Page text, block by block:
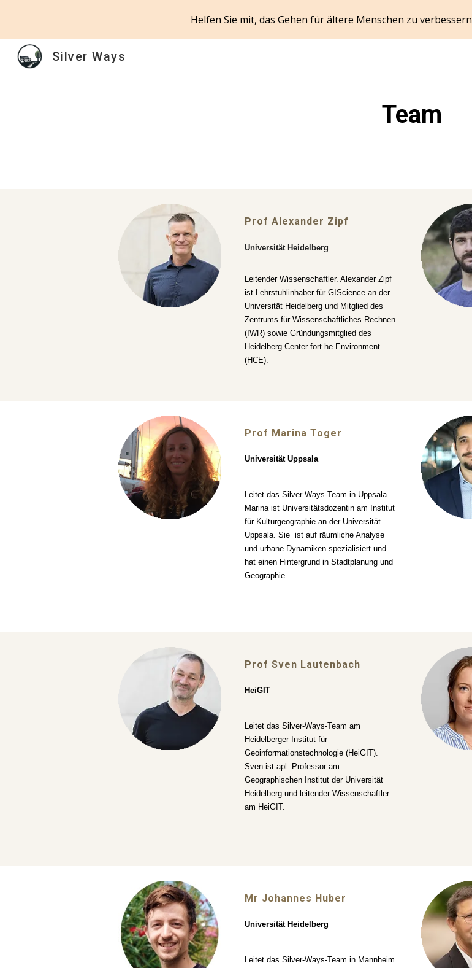
Skip to main content
Helfen Sie mit, das Gehen für ältere Menschen zu verbessern
Silver Ways
Team
Prof Alexander Zipf
Universität Heidelberg
Leitender Wissenschaftler. Alexander Zipf
ist Lehrstuhlinhaber für GIScience an der
Universität Heidelberg und Mitglied des
Zentrums für Wissenschaftliches Rechnen
(IWR) sowie Gründungsmitglied des
Heidelberg Center fort he Environment
(HCE).
Prof Marina Toger
Universität Uppsala
Leitet das Silver Ways-Team in Uppsala.
Marina ist Universitätsdozentin am Institut
für Kulturgeographie an der Universität
Uppsala. Sie ist auf räumliche Analyse
und urbane Dynamiken spezialisiert und
hat einen Hintergrund in Stadtplanung und
Geographie.
Prof Sven Lautenbach
HeiGIT
Leitet das Silver-Ways-Team am
Heidelberger Institut für
Geoinformationstechnologie (HeiGIT).
Sven ist apl. Professor am
Geographischen Institut der Universität
Heidelberg und leitender Wissenschaftler
am HeiGIT.
Mr Johannes Huber
Universität Heidelberg
Leitet das Silver-Ways-Team in Mannheim.